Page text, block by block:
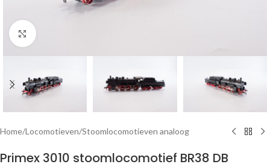
Click to enlarge
Home/Locomotieven/Stoomlocomotieven analoog
Primex 3010 stoomlocomotief BR38 DB